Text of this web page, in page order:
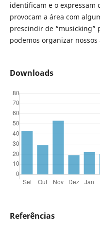
identificam e o expressam
provocam a área com
prescindir de “musicking”
podemos organizar
Downloads
Referências